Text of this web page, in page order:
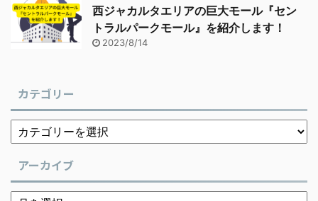
西ジャカルタエリアの巨大モール『セン
トラルパークモール』を紹介します！
2023/8/14
カテゴリー
アーカイブ